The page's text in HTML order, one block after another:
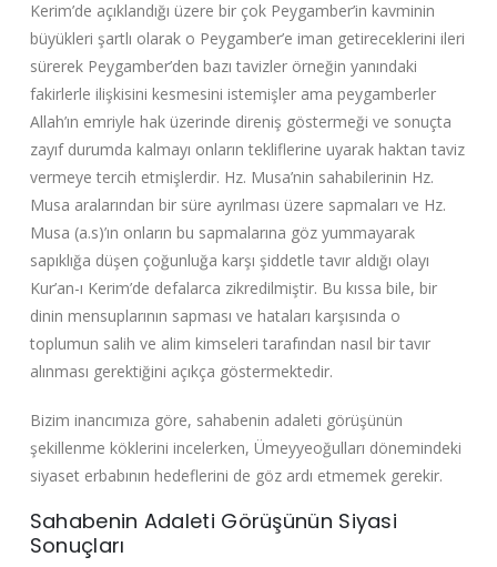
Kerim’de açıklandığı üzere bir çok Peygamber’in kavminin
büyükleri şartlı olarak o Peygamber’e iman getireceklerini ileri
sürerek Peygamber’den bazı tavizler örneğin yanındaki
fakirlerle ilişkisini kesmesini istemişler ama peygamberler
Allah’ın emriyle hak üzerinde direniş göstermeği ve sonuçta
zayıf durumda kalmayı onların tekliflerine uyarak haktan taviz
vermeye tercih etmişlerdir. Hz. Musa’nin sahabilerinin Hz.
Musa aralarından bir süre ayrılması üzere sapmaları ve Hz.
Musa (a.s)’ın onların bu sapmalarına göz yummayarak
sapıklığa düşen çoğunluğa karşı şiddetle tavır aldığı olayı
Kur’an-ı Kerim’de defalarca zikredilmiştir. Bu kıssa bile, bir
dinin mensuplarının sapması ve hataları karşısında o
toplumun salih ve alim kimseleri tarafından nasıl bir tavır
alınması gerektiğini açıkça göstermektedir.
Bizim inancımıza göre, sahabenin adaleti görüşünün
şekillenme köklerini incelerken, Ümeyyeoğulları dönemindeki
siyaset erbabının hedeflerini de göz ardı etmemek gerekir.
Sahabenin Adaleti Görüşünün Siyasi
Sonuçları